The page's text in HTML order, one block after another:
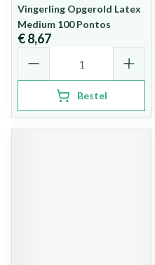
Vingerling Opgerold Latex
Medium 100 Pontos
€ 8,67
Bestel